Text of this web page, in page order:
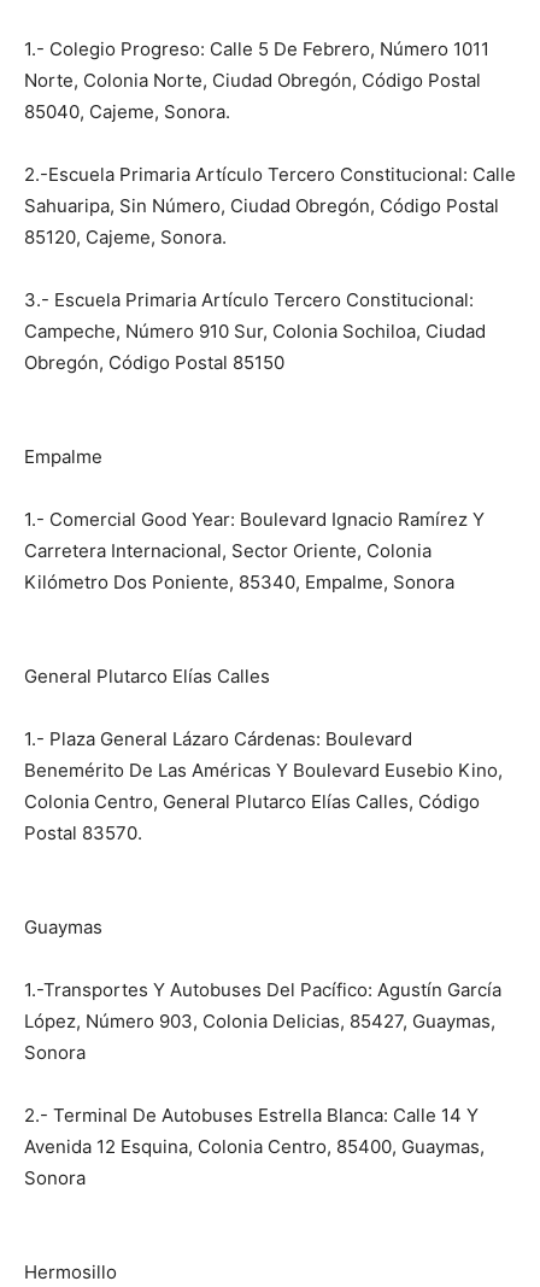
1.- Colegio Progreso: Calle 5 De Febrero, Número 1011
Norte, Colonia Norte, Ciudad Obregón, Código Postal
85040, Cajeme, Sonora.
2.-Escuela Primaria Artículo Tercero Constitucional: Calle
Sahuaripa, Sin Número, Ciudad Obregón, Código Postal
85120, Cajeme, Sonora.
3.- Escuela Primaria Artículo Tercero Constitucional:
Campeche, Número 910 Sur, Colonia Sochiloa, Ciudad
Obregón, Código Postal 85150
Empalme
1.- Comercial Good Year: Boulevard Ignacio Ramírez Y
Carretera Internacional, Sector Oriente, Colonia
Kilómetro Dos Poniente, 85340, Empalme, Sonora
General Plutarco Elías Calles
1.- Plaza General Lázaro Cárdenas: Boulevard
Benemérito De Las Américas Y Boulevard Eusebio Kino,
Colonia Centro, General Plutarco Elías Calles, Código
Postal 83570.
Guaymas
1.-Transportes Y Autobuses Del Pacífico: Agustín García
López, Número 903, Colonia Delicias, 85427, Guaymas,
Sonora
2.- Terminal De Autobuses Estrella Blanca: Calle 14 Y
Avenida 12 Esquina, Colonia Centro, 85400, Guaymas,
Sonora
Hermosillo